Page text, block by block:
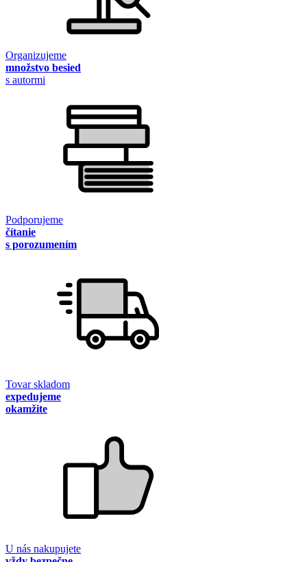
Organizujeme
množstvo besied
s autormi
Podporujeme
čítanie
s porozumením
Tovar skladom
expedujeme
okamžite
U nás nakupujete